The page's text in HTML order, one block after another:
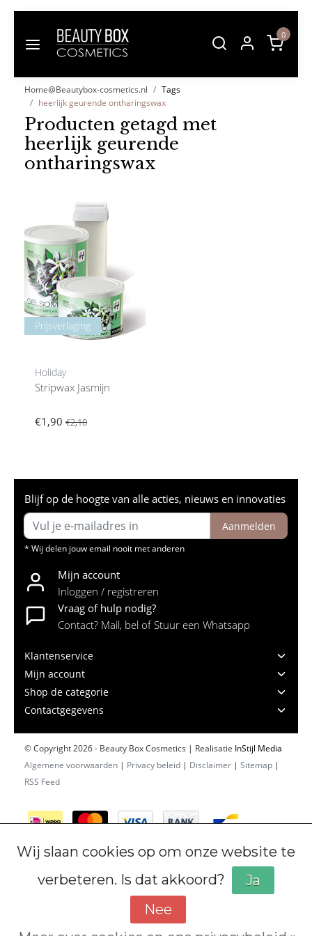
0
Home@Beautybox-cosmetics.nl
Tags
heerlijk geurende ontharingswax
Producten getagd met
heerlijk geurende
ontharingswax
Prijsverlaging
Holiday
Stripwax Jasmijn
€1,90 €2,10
Blijf op de hoogte van alle acties, nieuws en innovaties
Aanmelden
* Wij delen jouw email nooit met anderen
Mijn account
Inloggen / registreren
Vraag of hulp nodig?
Contact? Mail, bel of Stuur een Whatsapp
Klantenservice
Mijn account
Shop de categorie
Contactgegevens
© Copyright 2026 - Beauty Box Cosmetics | Realisatie InStijl Media
Algemene voorwaarden | Privacy beleid | Disclaimer | Sitemap |
RSS Feed
Wij slaan cookies op om onze website te
verbeteren. Is dat akkoord?
Ja
Nee